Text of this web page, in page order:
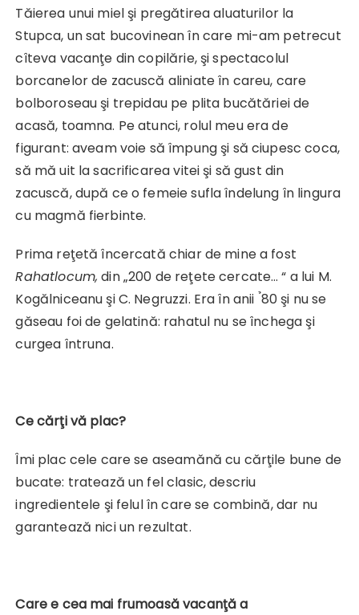
Tăierea unui miel şi pregătirea aluaturilor la
Stupca, un sat bucovinean în care mi-am petrecut
cîteva vacanţe din copilărie, şi spectacolul
borcanelor de zacuscă aliniate în careu, care
bolboroseau şi trepidau pe plita bucătăriei de
acasă, toamna. Pe atunci, rolul meu era de
figurant: aveam voie să împung şi să ciupesc coca,
să mă uit la sacrificarea vitei şi să gust din
zacuscă, după ce o femeie sufla îndelung în lingura
cu magmă fierbinte.
Prima reţetă încercată chiar de mine a fost
Rahatlocum, din „200 de reţete cercate… “ a lui M.
Kogălniceanu şi C. Negruzzi. Era în anii ̉80 şi nu se
găseau foi de gelatină: rahatul nu se închega şi
curgea întruna.
Ce cărţi vă plac?
Îmi plac cele care se aseamănă cu cărţile bune de
bucate: tratează un fel clasic, descriu
ingredientele şi felul în care se combină, dar nu
garantează nici un rezultat.
Care e cea mai frumoasă vacanţă a